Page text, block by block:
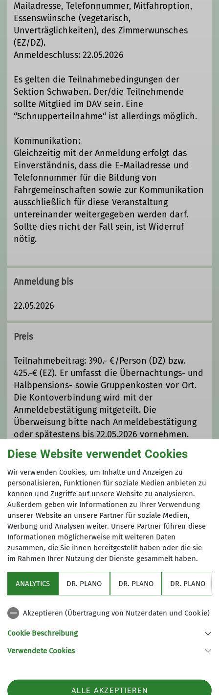
Details
Mailadresse, Telefonnummer, Mitfahroption,
Essenswünsche (vegetarisch,
Unverträglichkeiten), des Zimmerwunsches
(EZ/DZ).
Anmeldeschluss: 22.05.2026
Es gelten die Teilnahmebedingungen der
Sektion Schwaben. Der/die Teilnehmende
sollte Mitglied im DAV sein. Eine
“Schnupperteilnahme“ ist allerdings möglich.
Kommunikation:
Gleichzeitig mit der Anmeldung erfolgt das
Einverständnis, dass die E-Mailadresse und
Telefonnummer für die Bildung von
Fahrgemeinschaften sowie zur Kommunikation
ausschließlich für diese Veranstaltung
untereinander weitergegeben werden darf.
Sollte dies nicht der Fall sein, ist Widerruf
nötig.
Anmeldung bis
22.05.2026
Preis
Teilnahmebeitrag: 390.- €/Person (DZ) bzw.
425.-€ (EZ). Er umfasst die Übernachtungs- und
Halbpensions- sowie Gruppenkosten vor Ort.
Die Kontoverbindung wird mit der
Anmeldebestätigung mitgeteilt. Die
Überweisung bitte nach Anmeldebestätigung
oder spätestens bis 22.05.2026 vornehmen.
Stichwort: Kreuth
Selbstkosten Hin- und Rückfahrt (Abrechnung
pro PKW) sind selbst zu tragen. Kosten für den
persönlichen Bedarf (z. B. mittägliche Einkehr,
Getränke im Hotel, Einkauf regionaler Produkte
– die Käsealm ist direkt gegenüber dem Hotel,
…) einplanen.
Maximale Teilnehmeranzahl
20
Sektion Schwaben des Deutschen Alpenvereins (DAV) 1869 e. V.
Telefon +497117696366
Diese Website verwendet Cookies
Wir verwenden Cookies, um Inhalte und Anzeigen zu
personalisieren, Funktionen für soziale Medien anbieten zu
können und Zugriffe auf unsere Website zu analysieren.
Außerdem geben wir Informationen zu Ihrer Verwendung
unserer Website an unsere Partner für soziale Medien,
Werbung und Analysen weiter. Unsere Partner führen diese
Informationen möglicherweise mit weiteren Daten
zusammen, die Sie ihnen bereitgestellt haben oder die sie
im Rahmen Ihrer Nutzung der Dienste gesammelt haben.
ANALYTICS DR. PLANO DR. PLANO DR. PLANO
Akzeptieren (Übertragung von Nutzerdaten und Cookie)
Cookie Beschreibung
Verwendete Cookies
ALLE AKZEPTIEREN